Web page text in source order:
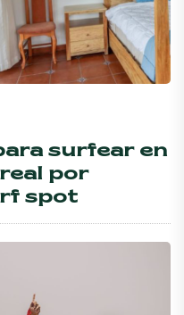
surfear en
por
spot